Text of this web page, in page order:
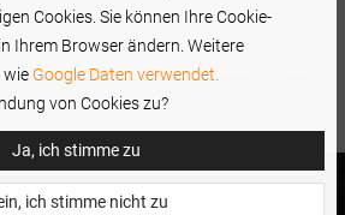
Cookies. Sie können Ihre Cookie-
Ihrem Browser ändern. Weitere
wie Google Daten verwendet.
von Cookies zu?
Ja, ich stimme zu
ich stimme nicht zu